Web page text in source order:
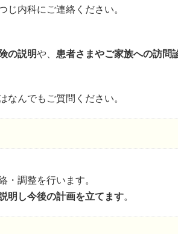
じ内科にご連絡ください。
の説明や、 患者さまやご家族への訪問
なんでもご質問ください。
・調整を行います。
明し今後の計画を立てます。